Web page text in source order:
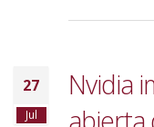
27
Jul
Nvidia